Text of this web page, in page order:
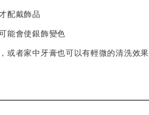
配戴飾品
能會使銀飾變色
或者家中牙膏也可以有輕微的清洗效果